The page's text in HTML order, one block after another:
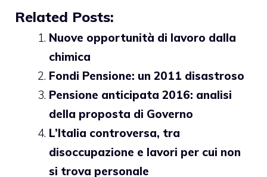
Related Posts:
Nuove opportunità di lavoro dalla
chimica
Fondi Pensione: un 2011 disastroso
Pensione anticipata 2016: analisi
della proposta di Governo
L’Italia controversa, tra
disoccupazione e lavori per cui non
si trova personale